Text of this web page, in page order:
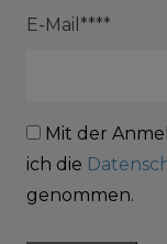
E-Mail****
Mit der
ich die
genommen.